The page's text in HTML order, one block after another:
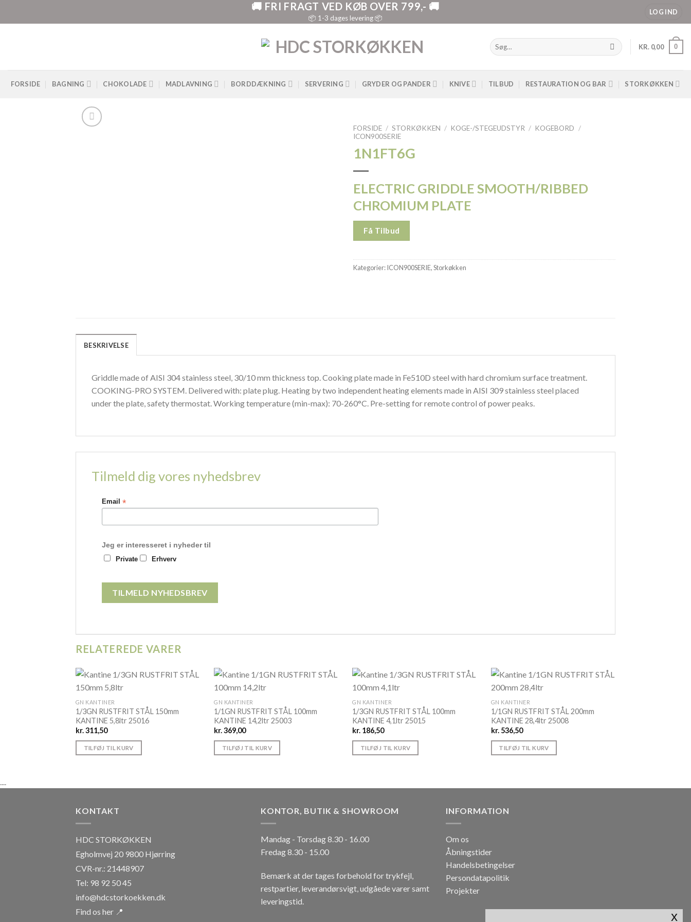
🚚 FRI FRAGT VED KØB OVER 799,- 🚚
📦 1-3 dages levering 📦
LOG IND
Søg
efter:
KR. 0,00 0
FORSIDE BAGNING CHOKOLADE MADLAVNING BORDDÆKNING SERVERING GRYDER OG PANDER KNIVE TILBUD RESTAURATION OG BAR STORKØKKEN
FORSIDE / STORKØKKEN / KOGE-/STEGEUDSTYR / KOGEBORD
/
ICON900SERIE
1N1FT6G
ELECTRIC GRIDDLE SMOOTH/RIBBED
CHROMIUM PLATE
Få Tilbud
Kategorier:ICON900SERIE,Storkøkken
BESKRIVELSE
Griddle made of AISI 304 stainless steel, 30/10 mm thickness top. Cooking plate made in Fe510D steel with hard chromium surface treatment.
COOKING-PRO SYSTEM. Delivered with: plate plug. Heating by two independent heating elements made in AISI 309 stainless steel placed
under the plate, safety thermostat. Working temperature (min-max): 70-260°C. Pre-setting for remote control of power peaks.
Tilmeld dig vores nyhedsbrev
Email *
Jeg er interesseret i nyheder til
Private Erhverv
RELATEREDE VARER
GN KANTINER
1/3GN RUSTFRIT STÅL 150mm
KANTINE 5,8ltr 25016
kr.311,50
TILFØJ TIL KURV
GN KANTINER
1/1GN RUSTFRIT STÅL 100mm
KANTINE 14,2ltr 25003
kr.369,00
TILFØJ TIL KURV
GN KANTINER
1/3GN RUSTFRIT STÅL 100mm
KANTINE 4,1ltr 25015
kr. 186,50
TILFØJ TIL KURV
GN KANTINER
1/1GN RUSTFRIT STÅL 200mm
KANTINE 28,4ltr 25008
kr.536,50
TILFØJ TIL KURV
....
KONTAKT
HDC STORKØKKEN
Egholmvej 20 9800 Hjørring
CVR-nr.: 21448907
Tel: 98 92 50 45
info@hdcstorkoekken.dk
Find os her 📍
KONTOR, BUTIK & SHOWROOM
Mandag - Torsdag 8.30 - 16.00
Fredag 8.30 - 15.00
Bemærk at der tages forbehold for trykfejl,
restpartier, leverandørsvigt, udgåede varer samt
leveringstid.
INFORMATION
Om os
Åbningstider
Handelsbetingelser
Persondatapolitik
Projekter
x